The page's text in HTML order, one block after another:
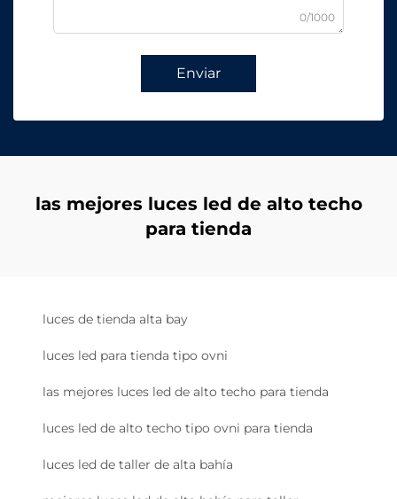
0/1000
Enviar
las mejores luces led de alto techo
para tienda
luces de tienda alta bay
luces led para tienda tipo ovni
las mejores luces led de alto techo para tienda
luces led de alto techo tipo ovni para tienda
luces led de taller de alta bahía